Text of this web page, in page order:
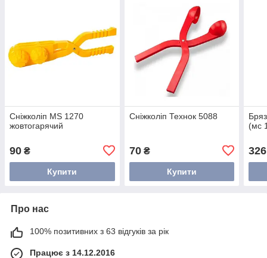
Сніжколіп MS 1270
жовтогарячий
90 ₴
Купити
Сніжколіп Технок 5088
70₴
Купити
(мс
326
Про нас
100% позитивних з 63 відгуків за рік
Працює з 14.12.2016